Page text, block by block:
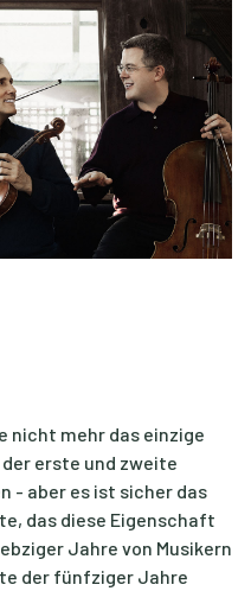
nicht mehr das einzige
erste und zweite
- aber es ist sicher das
das diese Eigenschaft
Jahre von Musikern
der fünfziger Jahre